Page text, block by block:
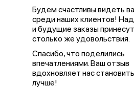
Будем счастливы видеть
среди наших клиентов!
и будущие заказы
столько же удовольствия.
Спасибо, что поделились
впечатлениями. Ваш отзыв
вдохновляет нас
лучше!